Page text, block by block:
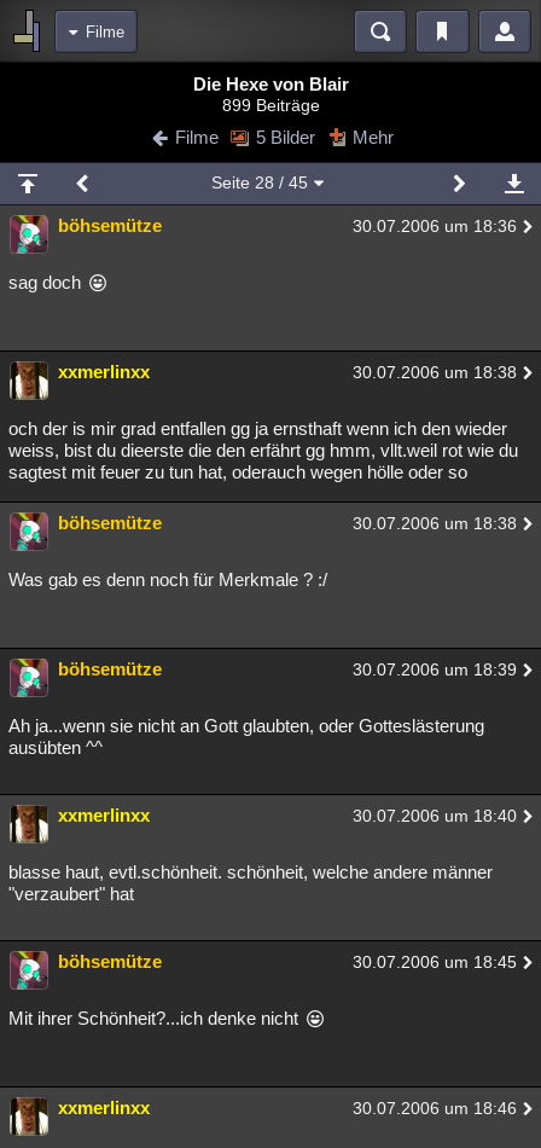
Filme
Blogs Videos
Chat Wiki Neuigkeiten
meine Rubriken
Menschen Wissenschaft Mystery Kriminalfälle
Spiritualität
weitere Rubriken
Philosophie
Astronomie Helpdesk Gruppen Gaming Filme
Übersichten
Die Hexe von Blair
899 Beiträge
Filme 5 Bilder Mehr
Seite 28 / 45
böhsemütze 30.07.2006 um 18:36
sag doch
xxmerlinxx 30.07.2006 um 18:38
och der is mir grad entfallen gg ja ernsthaft wenn ich den wieder
weiss, bist du dieerste die den erfährt gg hmm, vllt.weil rot wie du
sagtest mit feuer zu tun hat, oderauch wegen hölle oder so
böhsemütze 30.07.2006 um 18:38
Was gab es denn noch für Merkmale ? :/
böhsemütze 30.07.2006 um 18:39
Ah ja...wenn sie nicht an Gott glaubten, oder Gotteslästerung
ausübten ^^
xxmerlinxx 30.07.2006 um 18:40
blasse haut, evtl.schönheit. schönheit, welche andere männer
"verzaubert" hat
böhsemütze 30.07.2006 um 18:45
Mit ihrer Schönheit?...ich denke nicht
xxmerlinxx 30.07.2006 um 18:46